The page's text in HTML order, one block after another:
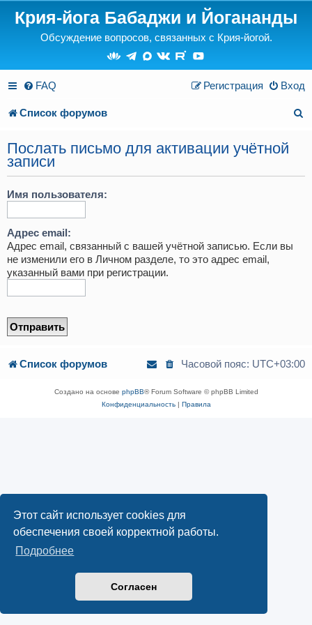
Этот сайт использует cookies для
обеспечения своей корректной работы.
Подробнее
Согласен
Крия-йога Бабаджи и Йогананды
Обсуждение вопросов, связанных с Крия-йогой.
FAQ Вход
Регистрация
Список форумов
Послать письмо для активации учётной
записи
Имя пользователя:
Адрес email:
Адрес email, связанный с вашей учётной записью. Если вы
не изменили его в Личном разделе, то это адрес email,
указанный вами при регистрации.
Список форумов Часовой пояс: UTC+03:00
Создано на основе phpBB® Forum Software © phpBB Limited
Конфиденциальность| Правила